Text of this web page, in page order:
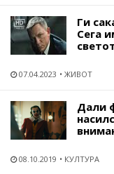
Ги
Сега
07.04.2023 ЖИВОТ
Дали
08.10.2019 КУЛТУРА